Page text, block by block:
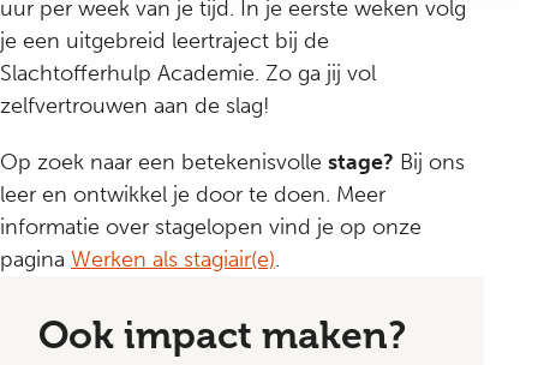
uur per week van je tijd. In je eerste weken volg
je een uitgebreid leertraject bij de
Slachtofferhulp Academie. Zo ga jij vol
zelfvertrouwen aan de slag!
Op zoek naar een betekenisvolle stage? Bij ons
leer en ontwikkel je door te doen. Meer
informatie over stagelopen vind je op onze
pagina Werken als stagiair(e).
Ook impact maken?